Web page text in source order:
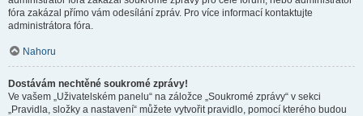
fóra zakázal přímo vám odesílání zpráv. Pro více informací kontaktujte
administrátora fóra.
Nahoru
Dostávám nechtěné soukromé zprávy!
Ve vašem „Uživatelském panelu“ na záložce „Soukromé zprávy“ v sekci
„Pravidla, složky a nastavení“ můžete vytvořit pravidlo, pomocí kterého budou